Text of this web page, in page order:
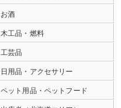
お酒
木工品・燃料
工芸品
日用品・アクセサリー
ペット用品・ペットフード